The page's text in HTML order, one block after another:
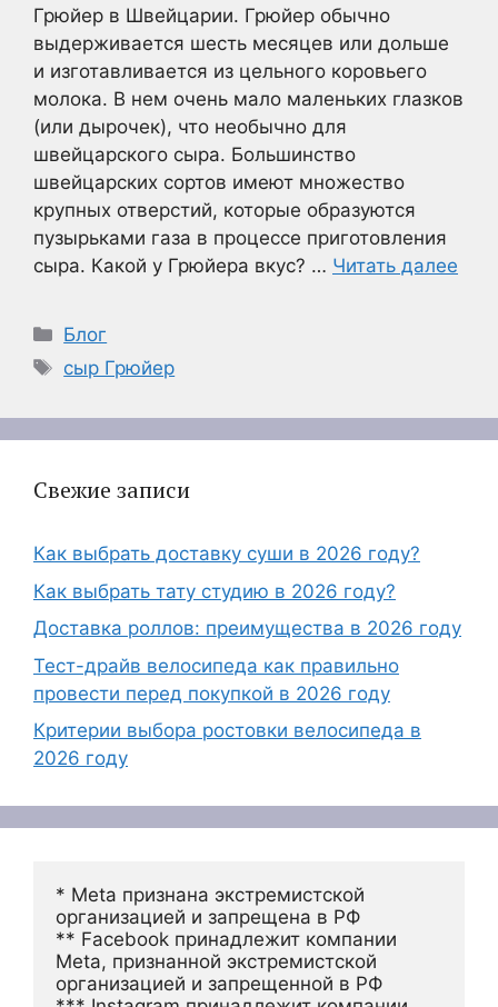
Грюйер в Швейцарии. Грюйер обычно
выдерживается шесть месяцев или дольше
и изготавливается из цельного коровьего
молока. В нем очень мало маленьких глазков
(или дырочек), что необычно для
швейцарского сыра. Большинство
швейцарских сортов имеют множество
крупных отверстий, которые образуются
пузырьками газа в процессе приготовления
сыра. Какой у Грюйера вкус? … Читать далее
Рубрики
Блог
Метки
сыр Грюйер
Свежие записи
Как выбрать доставку суши в 2026 году?
Как выбрать тату студию в 2026 году?
Доставка роллов: преимущества в 2026 году
Тест-драйв велосипеда как правильно
провести перед покупкой в 2026 году
Критерии выбора ростовки велосипеда в
2026 году
* Meta признана экстремистской
организацией и запрещена в РФ
** Facebook принадлежит компании
Meta, признанной экстремистской
организацией и запрещенной в РФ